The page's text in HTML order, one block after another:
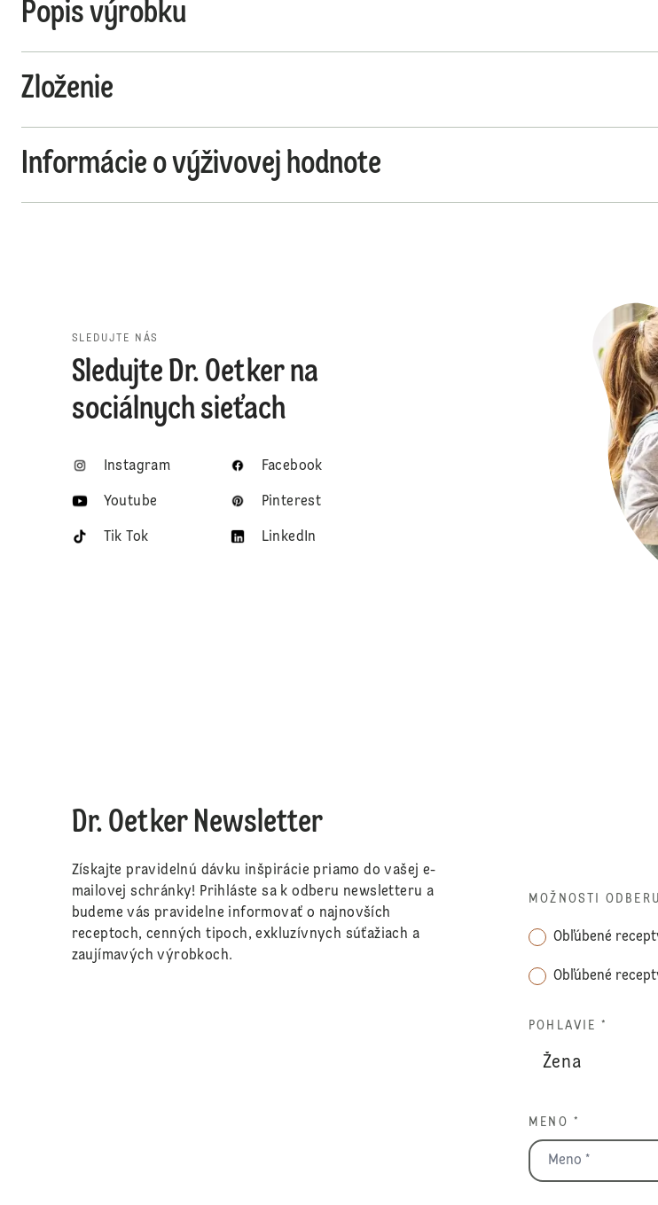
Popis výrobku
Zloženie
Informácie o výživovej hodnote
SLEDUJTE NÁS
Sledujte Dr. Oetker na
sociálnych sieťach
Instagram Facebook
Youtube Pinterest
Tik Tok LinkedIn
Dr. Oetker Newsletter
Získajte pravidelnú dávku inšpirácie priamo do vašej e-
mailovej schránky! Prihláste sa k odberu newsletteru a
budeme vás pravidelne informovať o najnovších
receptoch, cenných tipoch, exkluzívnych súťažiach a
zaujímavých výrobkoch.
MOŽNOSTI ODBERU
Obľúbené
Obľúbené
POHLAVIE *
MENO *